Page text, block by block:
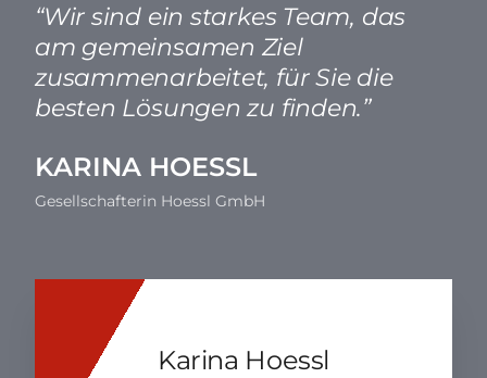
“Wir sind ein starkes Team, das
am gemeinsamen Ziel
zusammenarbeitet, für Sie die
besten Lösungen zu finden.”
KARINA HOESSL
Gesellschafterin Hoessl GmbH
Karina Hoessl